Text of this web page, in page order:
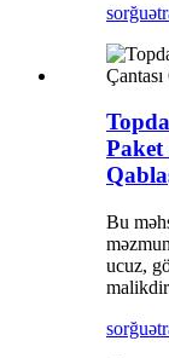
sorğu
Paket
Bu
ucuz,
sorğu